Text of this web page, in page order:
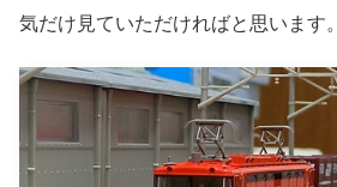
気だけ見ていただければと思います。